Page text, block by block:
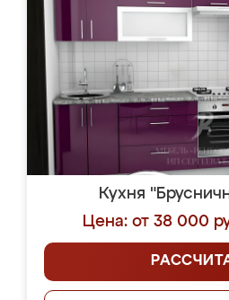
Кухня
Цена: от 38 000